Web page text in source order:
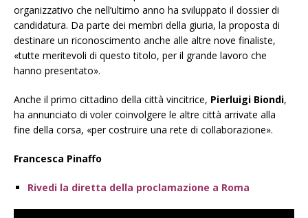
organizzativo che nell’ultimo anno ha sviluppato il dossier di
candidatura. Da parte dei membri della giuria, la proposta di
destinare un riconoscimento anche alle altre nove finaliste,
«tutte meritevoli di questo titolo, per il grande lavoro che
hanno presentato».
Anche il primo cittadino della città vincitrice, Pierluigi Biondi,
ha annunciato di voler coinvolgere le altre città arrivate alla
fine della corsa, «per costruire una rete di collaborazione».
Francesca Pinaffo
Rivedi la diretta della proclamazione a Roma